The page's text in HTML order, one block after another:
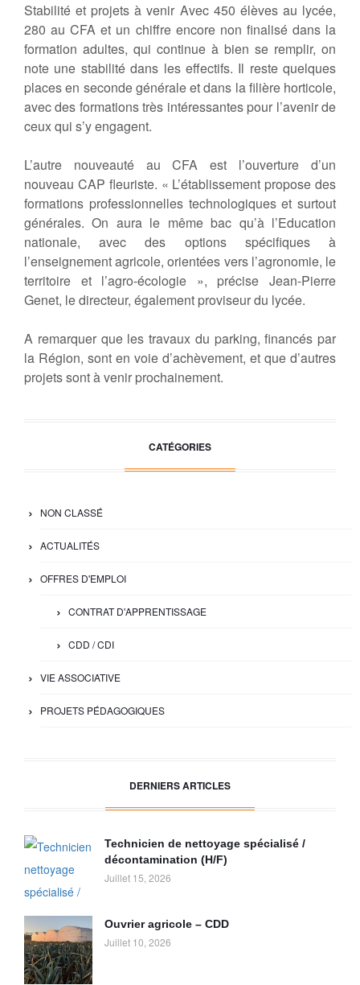
Stabilité et projets à venir Avec 450 élèves au lycée,
280 au CFA et un chiffre encore non finalisé dans la
formation adultes, qui continue à bien se remplir, on
note une stabilité dans les effectifs. Il reste quelques
places en seconde générale et dans la filière horticole,
avec des formations très intéressantes pour l’avenir de
ceux qui s’y engagent.
L’autre nouveauté au CFA est l’ouverture d’un
nouveau CAP fleuriste. « L’établissement propose des
formations professionnelles technologiques et surtout
générales. On aura le même bac qu’à l’Education
nationale, avec des options spécifiques à
l’enseignement agricole, orientées vers l’agronomie, le
territoire et l’agro-écologie », précise Jean-Pierre
Genet, le directeur, également proviseur du lycée.
A remarquer que les travaux du parking, financés par
la Région, sont en voie d’achèvement, et que d’autres
projets sont à venir prochainement.
CATÉGORIES
NON CLASSÉ
ACTUALITÉS
OFFRES D'EMPLOI
CONTRAT D'APPRENTISSAGE
CDD / CDI
VIE ASSOCIATIVE
PROJETS PÉDAGOGIQUES
DERNIERS ARTICLES
Technicien de nettoyage spécialisé /
décontamination (H/F)
Juillet 15, 2026
Ouvrier agricole – CDD
Juillet 10, 2026